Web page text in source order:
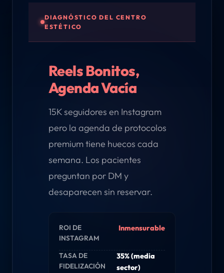
DIAGNÓSTICO DEL CENTRO
ESTÉTICO
Reels Bonitos,
Agenda Vacía
15K seguidores en Instagram
pero la agenda de protocolos
premium tiene huecos cada
semana. Los pacientes
preguntan por DM y
desaparecen sin reservar.
ROI DE
INSTAGRAM
Inmensurable
TASA DE
FIDELIZACIÓN
35% (media
sector)